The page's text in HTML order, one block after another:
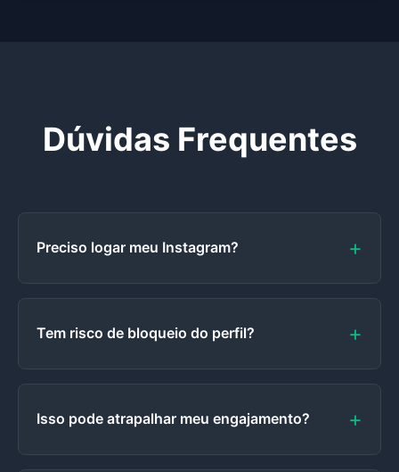
Dúvidas Frequentes
Preciso logar meu Instagram?
Tem risco de bloqueio do perfil?
Isso pode atrapalhar meu engajamento?